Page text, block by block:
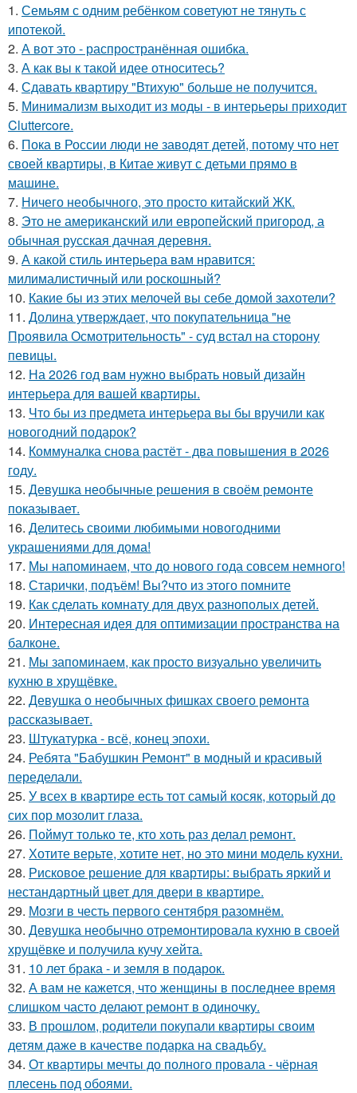
1. Семьям с одним ребёнком советуют не тянуть с
ипотекой.
2. А вот это - распространённая ошибка.
3. А как вы к такой идее относитесь?
4. Сдавать квартиру "Втихую" больше не получится.
5. Минимализм выходит из моды - в интерьеры приходит
Cluttercore.
6. Пока в России люди не заводят детей, потому что нет
своей квартиры, в Китае живут с детьми прямо в
машине.
7. Ничего необычного, это просто китайский ЖК.
8. Это не американский или европейский пригород, а
обычная русская дачная деревня.
9. А какой стиль интерьера вам нравится:
милималистичный или роскошный?
10. Какие бы из этих мелочей вы себе домой захотели?
11. Долина утверждает, что покупательница "не
Проявила Осмотрительность" - суд встал на сторону
певицы.
12. На 2026 год вам нужно выбрать новый дизайн
интерьера для вашей квартиры.
13. Что бы из предмета интерьера вы бы вручили как
новогодний подарок?
14. Коммуналка снова растёт - два повышения в 2026
году.
15. Девушка необычные решения в своём ремонте
показывает.
16. Делитесь своими любимыми новогодними
украшениями для дома!
17. Мы напоминаем, что до нового года совсем немного!
18. Старички, подъём! Вы?что из этого помните
19. Как сделать комнату для двух разнополых детей.
20. Интересная идея для оптимизации пространства на
балконе.
21. Мы запоминаем, как просто визуально увеличить
кухню в хрущёвке.
22. Девушка о необычных фишках своего ремонта
рассказывает.
23. Штукатурка - всё, конец эпохи.
24. Ребята "Бабушкин Ремонт" в модный и красивый
переделали.
25. У всех в квартире есть тот самый косяк, который до
сих пор мозолит глаза.
26. Поймут только те, кто хоть раз делал ремонт.
27. Хотите верьте, хотите нет, но это мини модель кухни.
28. Рисковое решение для квартиры: выбрать яркий и
нестандартный цвет для двери в квартире.
29. Мозги в честь первого сентября разомнём.
30. Девушка необычно отремонтировала кухню в своей
хрущёвке и получила кучу хейта.
31. 10 лет брака - и земля в подарок.
32. А вам не кажется, что женщины в последнее время
слишком часто делают ремонт в одиночку.
33. В прошлом, родители покупали квартиры своим
детям даже в качестве подарка на свадьбу.
34. От квартиры мечты до полного провала - чёрная
плесень под обоями.